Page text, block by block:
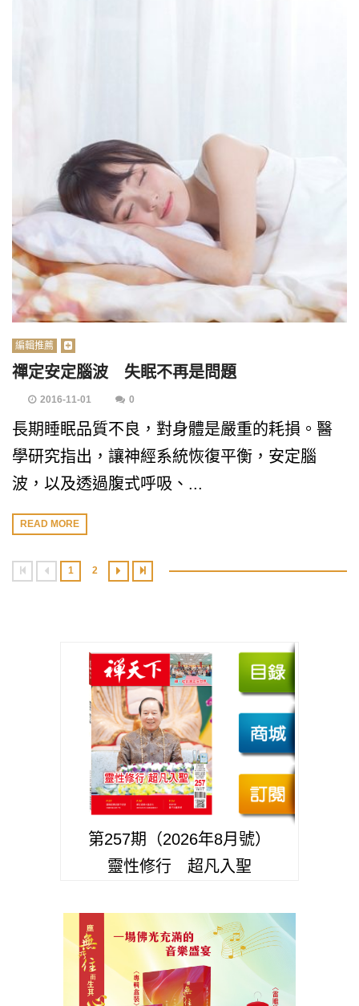
編輯推薦
禪定安定腦波 失眠不再是問題
2016-11-01 0
長期睡眠品質不良，對身體是嚴重的耗損。醫
學研究指出，讓神經系統恢復平衡，安定腦
波，以及透過腹式呼吸、...
READ MORE
1 2
第257期（2026年8月號）
靈性修行 超凡入聖